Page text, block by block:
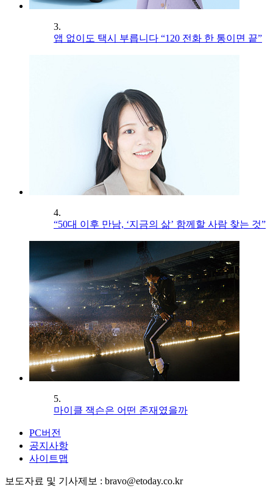
3.
앱 없이도 택시 부릅니다 “120 전화 한 통이면 끝”
4.
“50대 이후 만남, ‘지금의 삶’ 함께할 사람 찾는 것”
5.
마이클 잭슨은 어떤 존재였을까
PC버전
공지사항
사이트맵
보도자료 및 기사제보 : bravo@etoday.co.kr